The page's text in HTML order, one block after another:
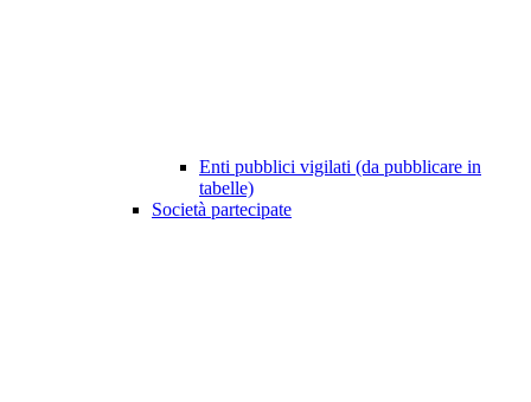
Enti pubblici vigilati (da pubblicare in
tabelle)
Società partecipate